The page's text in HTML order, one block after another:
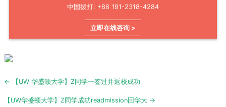
中国拨打: +86 191-2318-4284
立即在线咨询 >
Post
← 【UW 华盛顿大学】Z同学一签过并返校成功
【UW华盛顿大学】Z同学成功readmission回华大 →